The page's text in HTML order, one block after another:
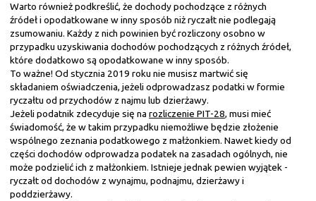
Warto również podkreślić, że dochody pochodzące z różnych
źródeł i opodatkowane w inny sposób niż ryczałt nie podlegają
zsumowaniu. Każdy z nich powinien być rozliczony osobno w
przypadku uzyskiwania dochodów pochodzących z różnych źródeł,
które dodatkowo są opodatkowane w inny sposób.
To ważne! Od stycznia 2019 roku nie musisz martwić się
składaniem oświadczenia, jeżeli odprowadzasz podatki w formie
ryczałtu od przychodów z najmu lub dzierżawy.
Jeżeli podatnik zdecyduje się na rozliczenie PIT-28, musi mieć
świadomość, że w takim przypadku niemożliwe będzie złożenie
wspólnego zeznania podatkowego z małżonkiem. Nawet kiedy od
części dochodów odprowadza podatek na zasadach ogólnych, nie
może podzielić ich z małżonkiem. Istnieje jednak pewien wyjątek -
ryczałt od dochodów z wynajmu, podnajmu, dzierżawy i
poddzierżawy.